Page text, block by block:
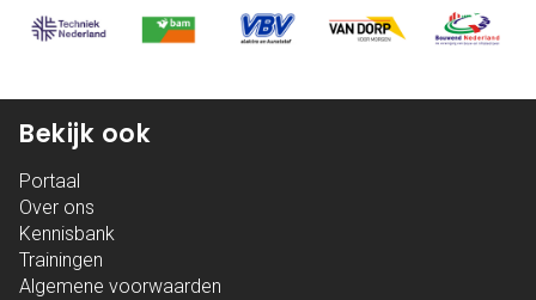
Bekijk ook
Portaal
Over ons
Kennisbank
Trainingen
Algemene voorwaarden